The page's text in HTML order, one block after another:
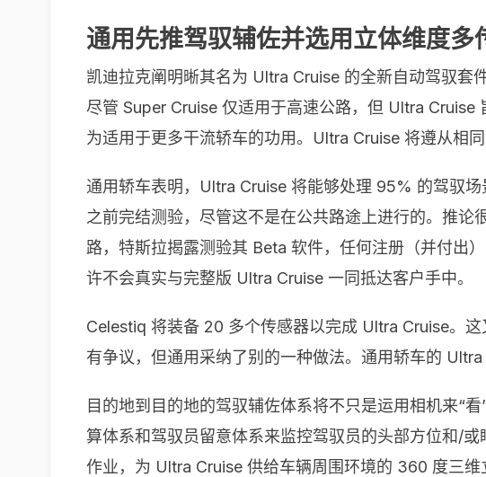
通用先推驾驭辅佐并选用立体维度多
凯迪拉克阐明晰其名为 Ultra Cruise 的全新自动驾驭套
尽管 Super Cruise 仅适用于高速公路，但 Ultra
为适用于更多干流轿车的功用。Ultra Cruise 将遵从相
通用轿车表明，Ultra Cruise 将能够处理 95% 的驾驭
之前完结测验，尽管这不是在公共路途上进行的。推
路，特斯拉揭露测验其 Beta 软件，任何注册（并付出
许不会真实与完整版 Ultra Cruise 一同抵达客户手中。
Celestiq 将装备 20 多个传感器以完成 Ultra Cruise。
有争议，但通用采纳了别的一种做法。通用轿车的
目的地到目的地的驾驭辅佐体系将不只是运用相机来“
算体系和驾驭员留意体系来监控驾驭员的头部方位和/
作业，为 Ultra Cruise 供给车辆周围环境的 360 度三维